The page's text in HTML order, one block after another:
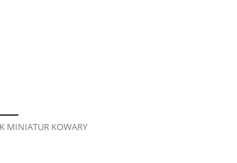
MINIATUR KOWARY